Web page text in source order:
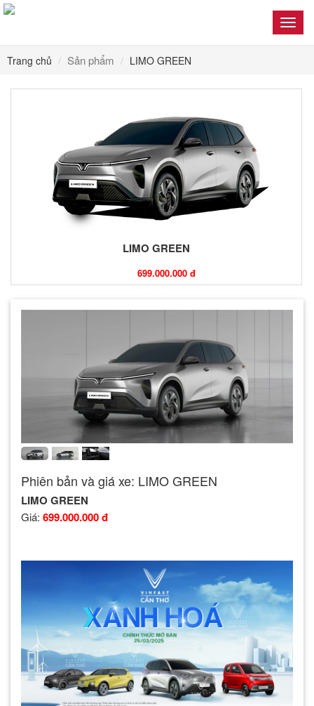
Trang chủ Sản phẩm LIMO GREEN
LIMO GREEN
699.000.000 đ
Phiên bản và giá xe: LIMO GREEN
LIMO GREEN
Giá: 699.000.000 đ